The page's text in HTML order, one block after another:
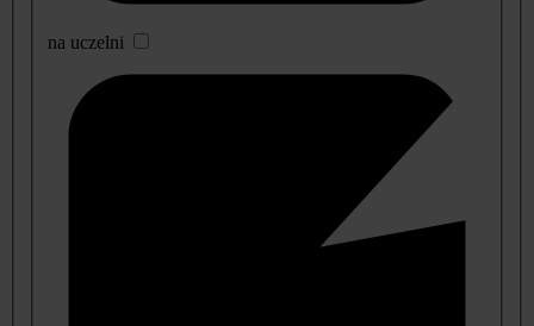
na uczelni